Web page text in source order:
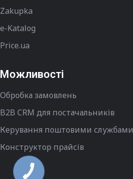
Zakupka
e-Katalog
Price.ua
Можливості
Обробка замовлень
B2B CRM для постачальників
Керування поштовими службами
Конструктор прайсів